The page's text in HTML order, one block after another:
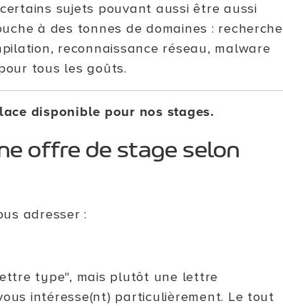
sujets pouvant aussi être aussi
à des tonnes de domaines : recherche
reconnaissance réseau, malware
tous les goûts.
disponible pour nos stages.
offre de stage selon
adresser :
type", mais plutôt une lettre
intéresse(nt) particulièrement. Le tout